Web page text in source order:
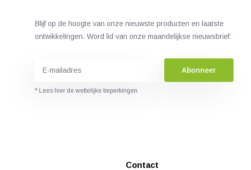
Blijf op de hoogte van onze nieuwste producten en laatste
ontwikkelingen. Word lid van onze maandelijkse nieuwsbrief:
Abonneer
* Lees hier de wettelijke beperkingen
Contact